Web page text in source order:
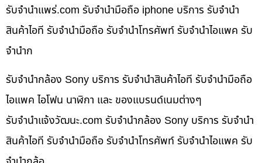
รับจํานําแพร่.com รับจำนำมือถือ iphone บริการ รับจำนำ
สินค้าไอที รับจำนำมือถือ รับจำนำโทรศัพท์ รับจำนำไอแพค รับ
จำนำก
รับจำนำกล้อง Sony บริการ รับจำนำสินค้าไอที รับจำนำมือถือ
ไอแพค ไอโฟน นาฬิกา และ ของแบรนด์เนมต่างๆ
รับจํานําแจ้งวัฒนะ.com รับจำนำกล้อง Sony บริการ รับจำนำ
สินค้าไอที รับจำนำมือถือ รับจำนำโทรศัพท์ รับจำนำไอแพค รับ